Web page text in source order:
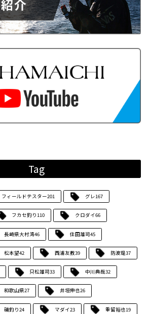
Tag
フィールドテスター201 グレ167
フカセ釣り110 クロダイ66
長崎県大村湾46 住田雄司45
松本望42 西浦友教39 防波堤37
只松雄司33 中川典哉32
和歌山県27 井垣伸也26
磯釣り24 マダイ23 重留裕也19